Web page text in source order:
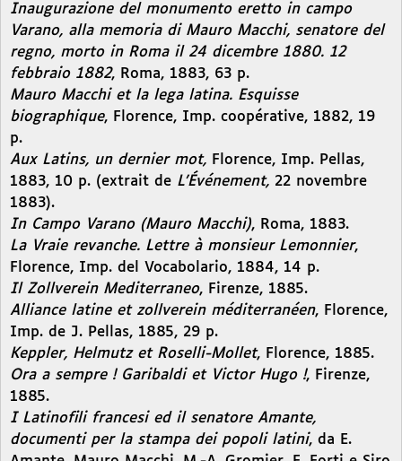
Inaugurazione del monumento eretto in campo
Varano, alla memoria di Mauro Macchi, senatore del
regno, morto in Roma il 24 dicembre 1880. 12
febbraio 1882, Roma, 1883, 63 p.
Mauro Macchi et la lega latina. Esquisse
biographique, Florence, Imp. coopérative, 1882, 19
p.
Aux Latins, un dernier mot, Florence, Imp. Pellas,
1883, 10 p. (extrait de L’Événement, 22 novembre
1883).
In Campo Varano (Mauro Macchi), Roma, 1883.
La Vraie revanche. Lettre à monsieur Lemonnier,
Florence, Imp. del Vocabolario, 1884, 14 p.
Il Zollverein Mediterraneo, Firenze, 1885.
Alliance latine et zollverein méditerranéen, Florence,
Imp. de J. Pellas, 1885, 29 p.
Keppler, Helmutz et Roselli-Mollet, Florence, 1885.
Ora a sempre ! Garibaldi et Victor Hugo !, Firenze,
1885.
I Latinofili francesi ed il senatore Amante,
documenti per la stampa dei popoli latini, da E.